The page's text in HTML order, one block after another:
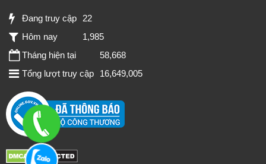
Đang truy cập
22
Hôm nay
1,985
Tháng hiện tại
58,668
Tổng lượt truy cập
16,649,005